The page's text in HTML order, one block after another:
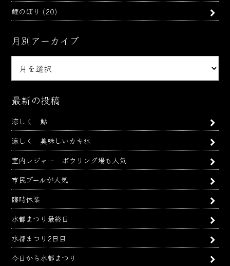
鯉のぼり (20)
月別アーカイブ
ー
イ
ブ
最新の投稿
涼しく 鮎
涼しく 美味しいカキ氷
室内レジャー ボウリング場も人気
市民プールが人気
臨時休業
水都まつり最終日
水都まつり2日目
今日から水都まつり